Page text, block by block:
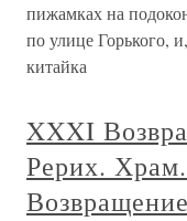
пижамках на
по улице Горького,
китайка
XXXI
Рерих.